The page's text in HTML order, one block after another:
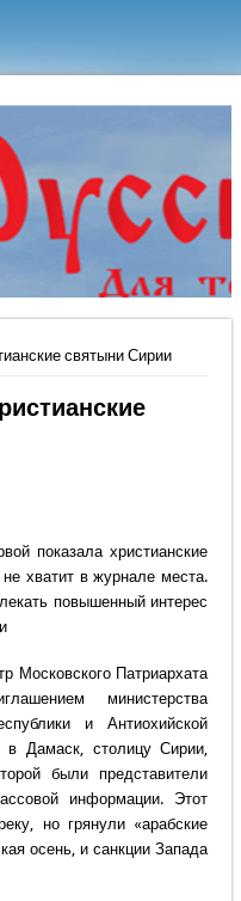
святыни Сирии
показала христианские
хватит в журнале места.
повышенный интерес
Московского Патриархата
министерства
и Антиохийской
в Дамаск, столицу Сирии,
были представители
информации. Этот
но грянули «арабские
осень, и санкции Запада